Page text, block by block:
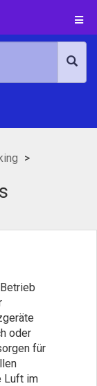
oder
für
Luft im